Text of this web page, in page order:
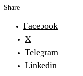
Share
Facebook
X
Telegram
Linkedin